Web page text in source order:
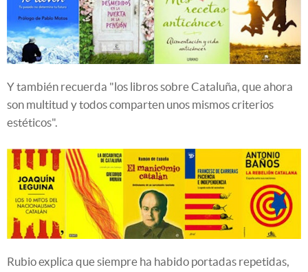
Y también recuerda "los libros sobre Cataluña, que ahora
son multitud y todos comparten unos mismos criterios
estéticos".
Rubio explica que siempre ha habido portadas repetidas,